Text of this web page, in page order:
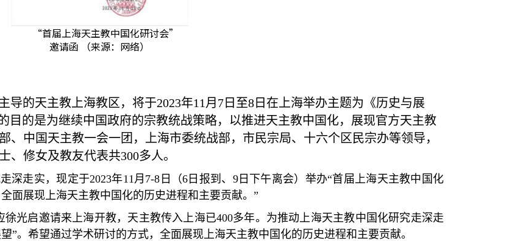
“首届上海天主教中国化研讨会”
邀请函 （来源：网络）
导的天主教上海教区，将于2023年11 月 7 日至8 日在上海举办主题为《历史与展
目的是为继续中国政府的宗教统战策略，以推进天主教中国化，展现官方天主教
、中国天主教一会一团，上海市委统战部，市民宗局、十六个区民宗办等领导，
、修女及教友代表共300多人。
深走实，现定于2023年11月 7-8 日（6 日报到、 9日下午离会）举办“首届上海天主教中国化
面展现上海天主教中国化的历史进程和主要贡献。 ”
光启邀请来上海开教，天主教传入上海已400多年。为推动上海天主教中国化研究走深走
”。希望通过学术研讨的方式，全面展现上海天主教中国化的历史进程和主要贡献。